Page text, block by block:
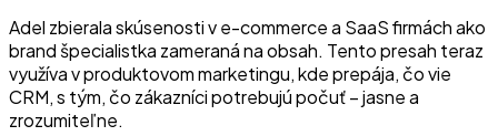
Adel zbierala skúsenosti v e-commerce a SaaS firmách ako
brand špecialistka zameraná na obsah. Tento presah teraz
využíva v produktovom marketingu, kde prepája, čo vie
CRM, s tým, čo zákazníci potrebujú počuť – jasne a
zrozumiteľne.